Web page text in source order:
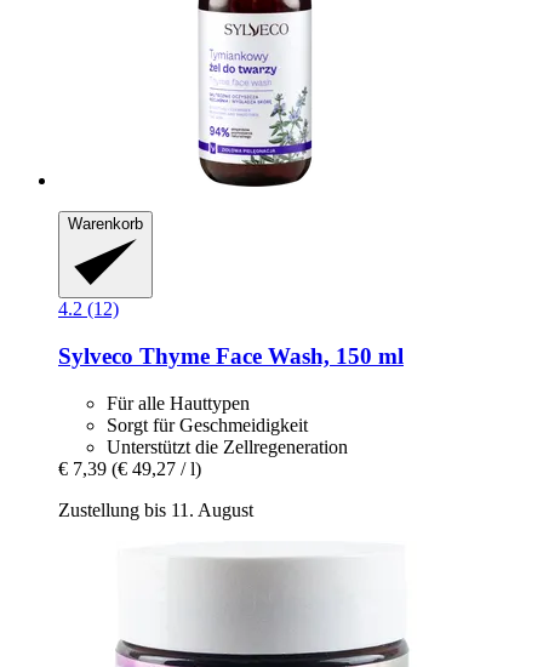
Warenkorb
4.2 (12)
Sylveco Thyme Face Wash, 150 ml
Für alle Hauttypen
Sorgt für Geschmeidigkeit
Unterstützt die Zellregeneration
€ 7,39 (€ 49,27 / l)
Zustellung bis 11. August